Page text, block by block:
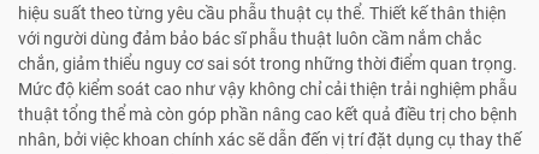
hiệu suất theo từng yêu cầu phẫu thuật cụ thể. Thiết kế thân thiện
với người dùng đảm bảo bác sĩ phẫu thuật luôn cầm nắm chắc
chắn, giảm thiểu nguy cơ sai sót trong những thời điểm quan trọng.
Mức độ kiểm soát cao như vậy không chỉ cải thiện trải nghiệm phẫu
thuật tổng thể mà còn góp phần nâng cao kết quả điều trị cho bệnh
nhân, bởi việc khoan chính xác sẽ dẫn đến vị trí đặt dụng cụ thay thế